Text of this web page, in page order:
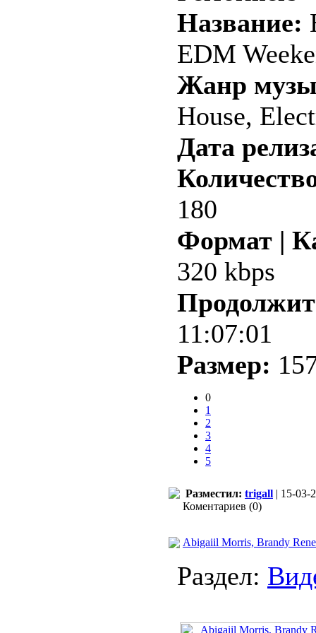
Название:
EDM
Жанр
House,
Дата
180
Формат |
320 kbps
11:07:01
Размер:
0
1
2
3
4
5
Разместил: trigall | 15-03-
Коментариев (0)
Abigaiil Morris, Brandy
Раздел: